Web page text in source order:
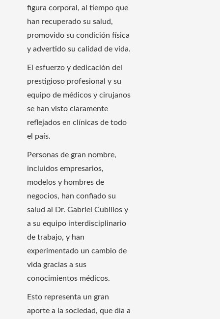
figura corporal, al tiempo que
han recuperado su salud,
promovido su condición física
y advertido su calidad de vida.
El esfuerzo y dedicación del
prestigioso profesional y su
equipo de médicos y cirujanos
se han visto claramente
reflejados en clínicas de todo
el país.
Personas de gran nombre,
incluidos empresarios,
modelos y hombres de
negocios, han confiado su
salud al Dr. Gabriel Cubillos y
a su equipo interdisciplinario
de trabajo, y han
experimentado un cambio de
vida gracias a sus
conocimientos médicos.
Esto representa un gran
aporte a la sociedad, que día a